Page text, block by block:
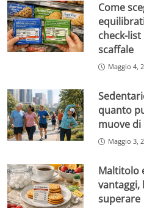
Come
check-
scaffale
Maggio 4,
quanto
muove di
Maggio 3,
Maltitolo
superare